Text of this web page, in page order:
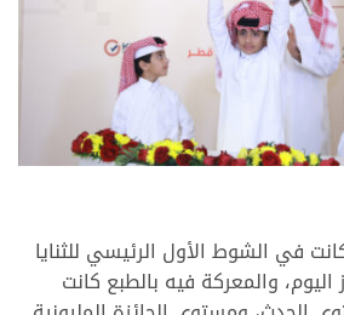
في الشوط الأول الرئيسي للثنايا
والمعركة فيه بالطبع كانت